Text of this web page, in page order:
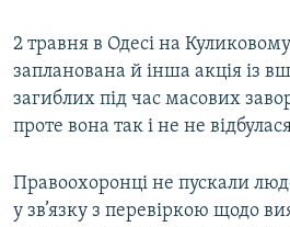
2 травня в Одесі на Куликовому
запланована й інша акція із
загиблих під час масових
проте вона так і не не
Правоохоронці не пускали
у зв’язку з перевіркою щодо